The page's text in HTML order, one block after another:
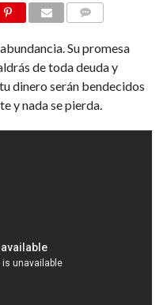
Su promesa
de toda deuda y
dinero serán bendecidos
y nada se pierda.